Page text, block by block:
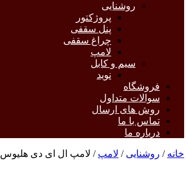
روشنایی
پروژکتور
پنل سقفی
چراغ سقفی
لامپ
سیم و کابل
نوید
فروشگاه
سوالات متداول
روش های ارسال
تماس با ما
درباره ما
خانه / روشنایی / لامپ / لامپ ال ای دی هلیوس 13 وات سهند آوا